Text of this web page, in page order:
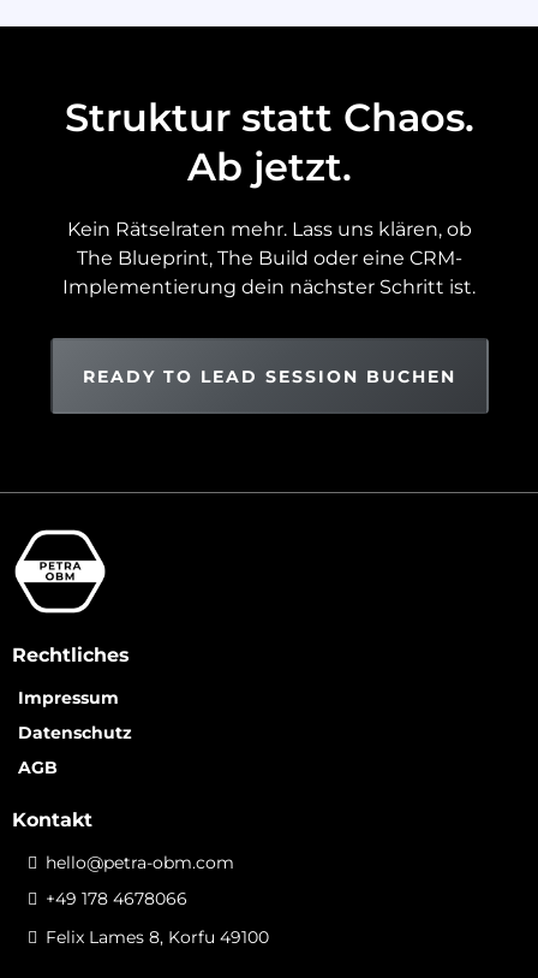
Struktur statt Chaos.
Ab jetzt.
Kein Rätselraten mehr. Lass uns klären, ob
The Blueprint, The Build oder eine CRM-
Implementierung dein nächster Schritt ist.
READY TO LEAD SESSION BUCHEN
Rechtliches
Impressum
Datenschutz
AGB
Kontakt
hello@petra-obm.com
+49 178 4678066
Felix Lames 8, Korfu 49100